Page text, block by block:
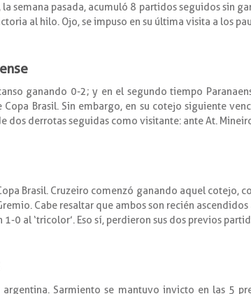
la semana pasada, acumuló 8 partidos seguidos sin
al hilo. Ojo, se impuso en su última visita a los
ganando 0-2; y en el segundo tiempo
Brasil. Sin embargo, en su cotejo siguiente
dos derrotas seguidas como visitante: ante At.
Brasil. Cruzeiro comenzó ganando aquel cotejo,
Cabe resaltar que ambos son recién
0 al ‘tricolor’. Eso sí, perdieron sus dos previos
Sarmiento se mantuvo invicto en las 5